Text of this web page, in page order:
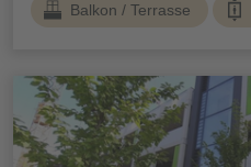
Balkon / Terrasse